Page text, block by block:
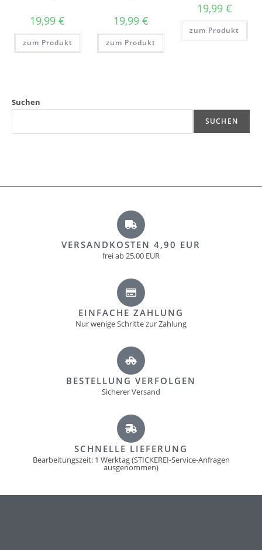
19,99€
zum Produkt
19,99 €
zum Produkt
19,99 €
zum Produkt
Suchen
SUCHEN
VERSANDKOSTEN 4,90 EUR
frei ab 25,00 EUR
EINFACHE ZAHLUNG
Nur wenige Schritte zur Zahlung
BESTELLUNG VERFOLGEN
Sicherer Versand
SCHNELLE LIEFERUNG
Bearbeitungszeit: 1 Werktag (STICKEREI-Service-Anfragen
ausgenommen)